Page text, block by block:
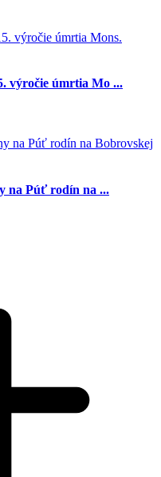
výročie úmrtia Mo ...
na Púť rodín na ...